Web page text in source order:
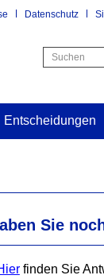
Datenschutz
Entscheidungen
Sie
finden Sie